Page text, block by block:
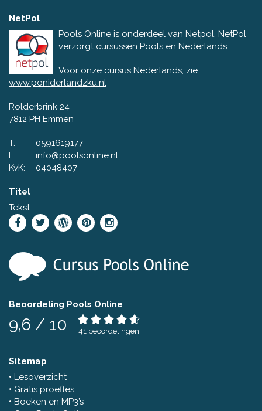
NetPol
Pools Online is onderdeel van Netpol. NetPol
verzorgt cursussen Pools en Nederlands.
Voor onze cursus Nederlands, zie
www.poniderlandzku.nl
Rolderbrink 24
7812 PH Emmen
T.
0591619177
E.
info@poolsonline.nl
KvK:
04048407
Titel
Tekst
Beoordeling Pools Online
9,6 / 10 41 beoordelingen
Sitemap
Lesoverzicht
Gratis proefles
Boeken en MP3’s